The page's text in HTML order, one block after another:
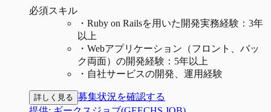
必須スキル
・ Ruby on Railsを用いた開発実務経験：3年
以上
・ Webアプリケーション（フロント、バッ
ク両面）の開発経験：5年以上
・ 自社サービスの開発、運用経験
詳しく見る 募集状況を確認する